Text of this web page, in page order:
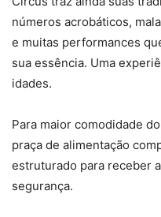
números acrobáticos,
e muitas performances
sua essência. Uma
idades.
Para maior comodidade
praça de alimentação
estruturado para receber
segurança.